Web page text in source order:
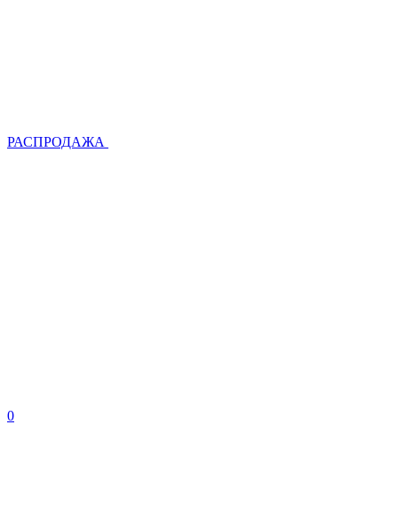
РАСПРОДАЖА
0